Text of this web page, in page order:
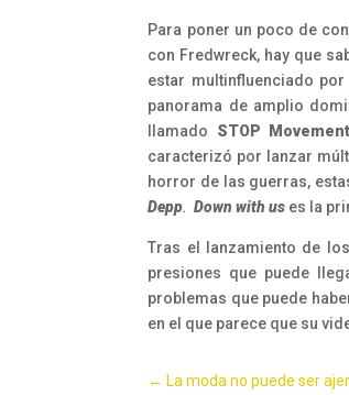
Para poner un poco de
con Fredwreck, hay que
estar multinfluenciado
panorama de amplio
llamado STOP Movement
caracterizó por lanzar
horror de las guerras,
Depp. Down with us es la
Tras el lanzamiento de
presiones que puede
problemas que puede
en el que parece que su
← La moda no puede ser